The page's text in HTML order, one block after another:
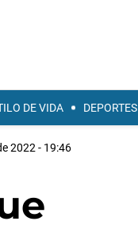
DE VIDA DEPORTES
2022 - 19:46